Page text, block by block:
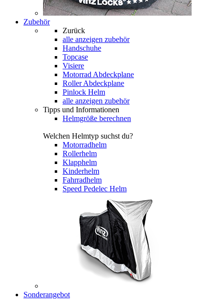
Zubehör
Zurück
alle anzeigen zubehör
Handschuhe
Topcase
Visiere
Motorrad Abdeckplane
Roller Abdeckplane
Pinlock Helm
alle anzeigen zubehör
Tipps und Informationen
Helmgröße berechnen
Welchen Helmtyp suchst du?
Motorradhelm
Rollerhelm
Klapphelm
Kinderhelm
Fahrradhelm
Speed Pedelec Helm
Sonderangebot